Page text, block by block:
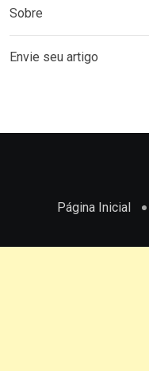
Sobre
Envie seu artigo
Página Inicial